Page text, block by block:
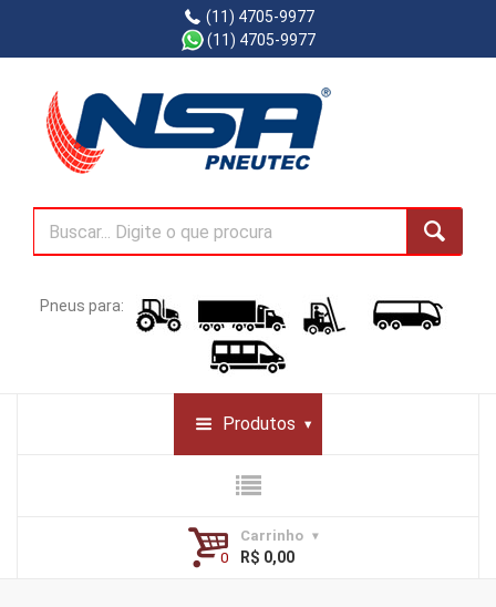
(11) 4705-9977
(11) 4705-9977
Pneus para:
Produtos
Carrinho
R$ 0,00